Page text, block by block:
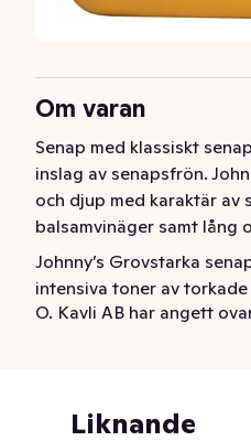
Om varan
Senap med klassiskt
inslag av senapsfrön.
och djup med karaktär av
balsamvinäger samt lång
Johnny’s Grovstarka
intensiva toner av
en lång och balanserad
citronsaft och dill. Häll i
O. Kavli AB har angett
Liknande